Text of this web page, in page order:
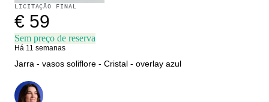
LICITAÇÃO FINAL
€ 59
Sem preço de reserva
Há 11 semanas
Jarra - vasos soliflore - Cristal - overlay azul